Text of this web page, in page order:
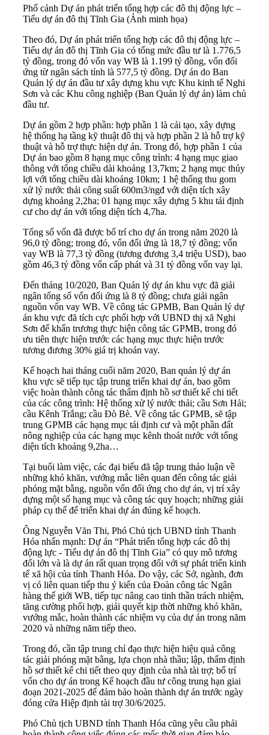
Phố cảnh Dự án phát triển tổng hợp các đô thị động lực –
Tiểu dự án đô thị Tĩnh Gia (Ảnh minh họa)
Theo đó, Dự án phát triển tổng hợp các đô thị động lực –
Tiểu dự án đô thị Tĩnh Gia có tổng mức đầu tư là 1.776,5
tỷ đồng, trong đó vốn vay WB là 1.199 tỷ đồng, vốn đối
ứng từ ngân sách tỉnh là 577,5 tỷ đồng. Dự án do Ban
Quản lý dự án đầu tư xây dựng khu vực Khu kinh tế Nghi
Sơn và các Khu công nghiệp (Ban Quản lý dự án) làm chủ
đầu tư.
Dự án gồm 2 hợp phần: hợp phần 1 là cải tạo, xây dựng
hệ thống hạ tầng kỹ thuật đô thị và hợp phần 2 là hỗ trợ kỹ
thuật và hỗ trợ thực hiện dự án. Trong đó, hợp phần 1 của
Dự án bao gồm 8 hạng mục công trình: 4 hạng mục giao
thông với tổng chiều dài khoảng 13,7km; 2 hạng mục thủy
lợi với tổng chiều dài khoảng 10km; 1 hệ thống thu gom
xử lý nước thải công suất 600m3/ngđ với diện tích xây
dựng khoảng 2,2ha; 01 hạng mục xây dựng 5 khu tái định
cư cho dự án với tổng diện tích 4,7ha.
Tổng số vốn đã được bố trí cho dự án trong năm 2020 là
96,0 tỷ đồng; trong đó, vốn đối ứng là 18,7 tỷ đồng; vốn
vay WB là 77,3 tỷ đồng (tương đương 3,4 triệu USD), bao
gồm 46,3 tỷ đồng vốn cấp phát và 31 tỷ đồng vốn vay lại.
Đến tháng 10/2020, Ban Quản lý dự án khu vực đã giải
ngân tổng số vốn đối ứng là 8 tỷ đồng; chưa giải ngân
nguồn vốn vay WB. Về công tác GPMB, Ban Quản lý dự
án khu vực đã tích cực phối hợp với UBND thị xã Nghi
Sơn để khẩn trương thực hiện công tác GPMB, trong đó
ưu tiên thực hiện trước các hạng mục thực hiện trước
tương đương 30% giá trị khoản vay.
Kế hoạch hai tháng cuối năm 2020, Ban quản lý dự án
khu vực sẽ tiếp tục tập trung triển khai dự án, bao gồm
việc hoàn thành công tác thẩm định hồ sơ thiết kế chi tiết
của các công trình: Hệ thống xử lý nước thải; cầu Sơn Hải;
cầu Kênh Trắng; cầu Đò Bè. Về công tác GPMB, sẽ tập
trung GPMB các hạng mục tái định cư và một phần đất
nông nghiệp của các hạng mục kênh thoát nước với tổng
diện tích khoảng 9,2ha…
Tại buổi làm việc, các đại biểu đã tập trung thảo luận về
những khó khăn, vướng mắc liên quan đến công tác giải
phóng mặt bằng, nguồn vốn đối ứng cho dự án, vị trí xây
dựng một số hạng mục và công tác quy hoạch; những giải
pháp cụ thể để triển khai dự án đúng kế hoạch.
Ông Nguyễn Văn Thi, Phó Chủ tịch UBND tỉnh Thanh
Hóa nhấn mạnh: Dự án “Phát triển tổng hợp các đô thị
động lực - Tiểu dự án đô thị Tĩnh Gia” có quy mô tương
đối lớn và là dự án rất quan trọng đối với sự phát triển kinh
tế xã hội của tỉnh Thanh Hóa. Do vậy, các Sở, ngành, đơn
vị có liên quan tiếp thu ý kiến của Đoàn công tác Ngân
hàng thế giới WB, tiếp tục nâng cao tinh thần trách nhiệm,
tăng cường phối hợp, giải quyết kịp thời những khó khăn,
vướng mắc, hoàn thành các nhiệm vụ của dự án trong năm
2020 và những năm tiếp theo.
Trong đó, cần tập trung chỉ đạo thực hiện hiệu quả công
tác giải phóng mặt bằng, lựa chọn nhà thầu; lập, thẩm định
hồ sơ thiết kế chi tiết theo quy định của nhà tài trợ; bố trí
vốn cho dự án trong Kế hoạch đầu tư công trung hạn giai
đoạn 2021-2025 để đảm bảo hoàn thành dự án trước ngày
đóng cửa Hiệp định tài trợ 30/6/2025.
Phó Chủ tịch UBND tỉnh Thanh Hóa cũng yêu cầu phải